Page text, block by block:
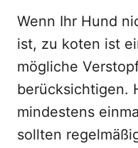
Wenn Ihr Hund
ist, zu koten ist
mögliche
berücksichtigen.
mindestens
sollten